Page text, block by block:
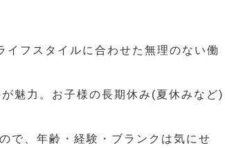
フスタイルに合わせた無理のない働
魅力。お子様の長期休み(夏休みなど)
で、年齢・経験・ブランクは気にせ